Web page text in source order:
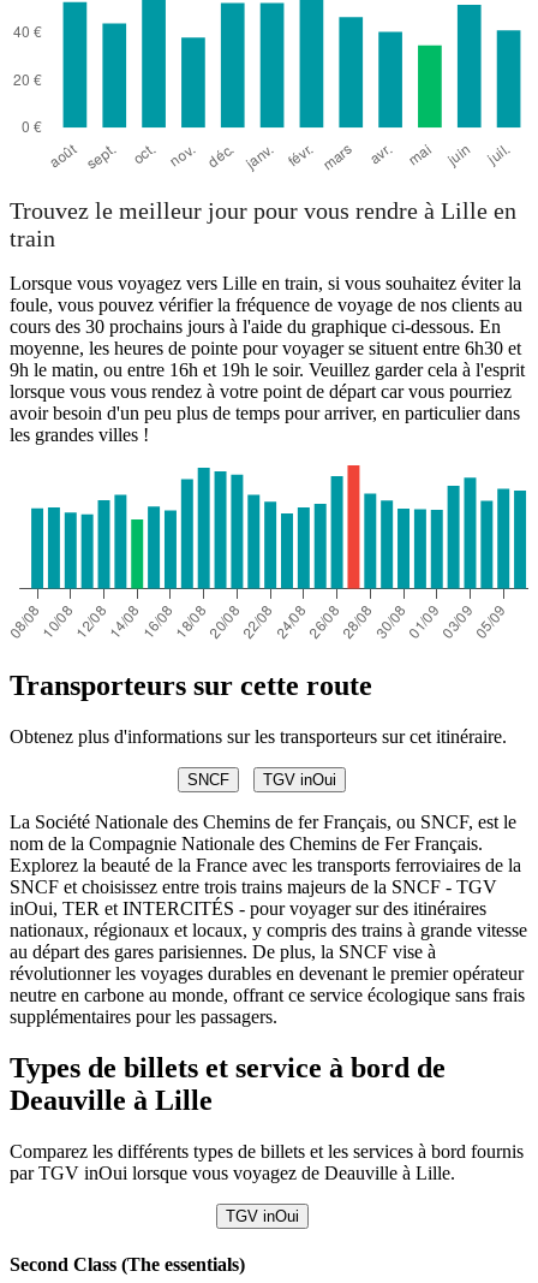
Trouvez le meilleur jour pour vous rendre à Lille en
train
Lorsque vous voyagez vers Lille en train, si vous souhaitez éviter la
foule, vous pouvez vérifier la fréquence de voyage de nos clients au
cours des 30 prochains jours à l'aide du graphique ci-dessous. En
moyenne, les heures de pointe pour voyager se situent entre 6h30 et
9h le matin, ou entre 16h et 19h le soir. Veuillez garder cela à l'esprit
lorsque vous vous rendez à votre point de départ car vous pourriez
avoir besoin d'un peu plus de temps pour arriver, en particulier dans
les grandes villes !
Transporteurs sur cette route
Obtenez plus d'informations sur les transporteurs sur cet itinéraire.
SNCF TGV inOui
La Société Nationale des Chemins de fer Français, ou SNCF, est le
nom de la Compagnie Nationale des Chemins de Fer Français.
Explorez la beauté de la France avec les transports ferroviaires de la
SNCF et choisissez entre trois trains majeurs de la SNCF - TGV
inOui, TER et INTERCITÉS - pour voyager sur des itinéraires
nationaux, régionaux et locaux, y compris des trains à grande vitesse
au départ des gares parisiennes. De plus, la SNCF vise à
révolutionner les voyages durables en devenant le premier opérateur
neutre en carbone au monde, offrant ce service écologique sans frais
supplémentaires pour les passagers.
Types de billets et service à bord de
Deauville à Lille
Comparez les différents types de billets et les services à bord fournis
par TGV inOui lorsque vous voyagez de Deauville à Lille.
TGV inOui
Second Class (The essentials)